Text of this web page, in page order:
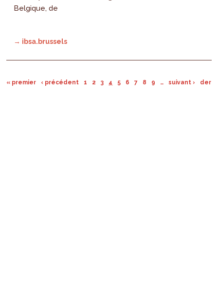
Belgique, de
→ ibsa.brussels
« premier ‹ précédent 1 2 3 4 5 6 7 8 9 … suivant ›